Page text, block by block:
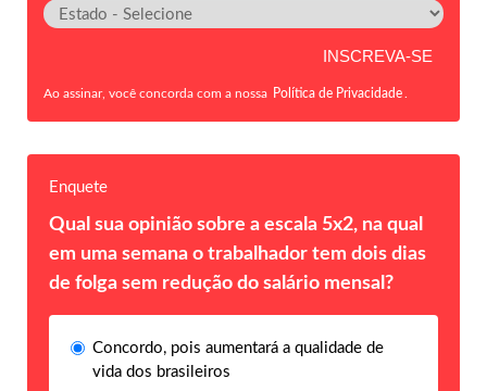
Ao assinar, você concorda com a nossa Política de Privacidade
Enquete
Qual sua opinião sobre a escala 5x2, na qual
em uma semana o trabalhador tem dois dias
de folga sem redução do salário mensal?
Concordo, pois aumentará a qualidade de
vida dos brasileiros